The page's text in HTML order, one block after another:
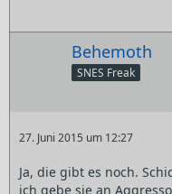
Behemoth
SNES Freak
27. Juni 2015 um 12:27
Ja, die gibt es noch.
ich gebe sie an